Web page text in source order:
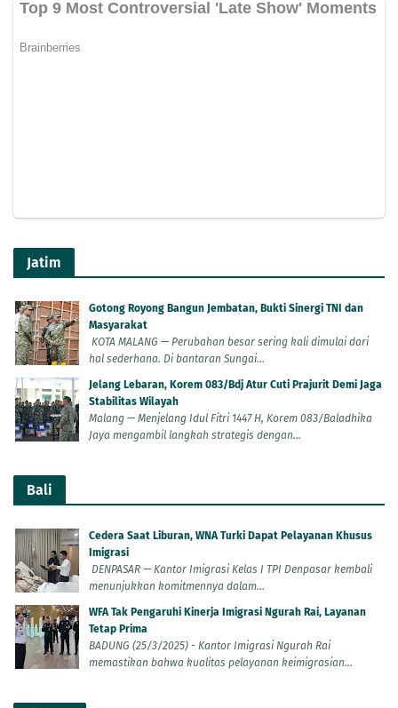
Jatim
Gotong Royong Bangun Jembatan, Bukti Sinergi TNI dan
Masyarakat
KOTA MALANG — Perubahan besar sering kali dimulai dari
hal sederhana. Di bantaran Sungai...
Jelang Lebaran, Korem 083/Bdj Atur Cuti Prajurit Demi Jaga
Stabilitas Wilayah
Malang — Menjelang Idul Fitri 1447 H, Korem 083/Baladhika
Jaya mengambil langkah strategis dengan...
Bali
Cedera Saat Liburan, WNA Turki Dapat Pelayanan Khusus
Imigrasi
DENPASAR — Kantor Imigrasi Kelas I TPI Denpasar kembali
menunjukkan komitmennya dalam...
WFA Tak Pengaruhi Kinerja Imigrasi Ngurah Rai, Layanan
Tetap Prima
BADUNG (25/3/2025) - Kantor Imigrasi Ngurah Rai
memastikan bahwa kualitas pelayanan keimigrasian...